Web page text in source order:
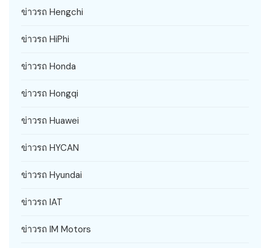
ข่าวรถ Hengchi
ข่าวรถ HiPhi
ข่าวรถ Honda
ข่าวรถ Hongqi
ข่าวรถ Huawei
ข่าวรถ HYCAN
ข่าวรถ Hyundai
ข่าวรถ IAT
ข่าวรถ IM Motors